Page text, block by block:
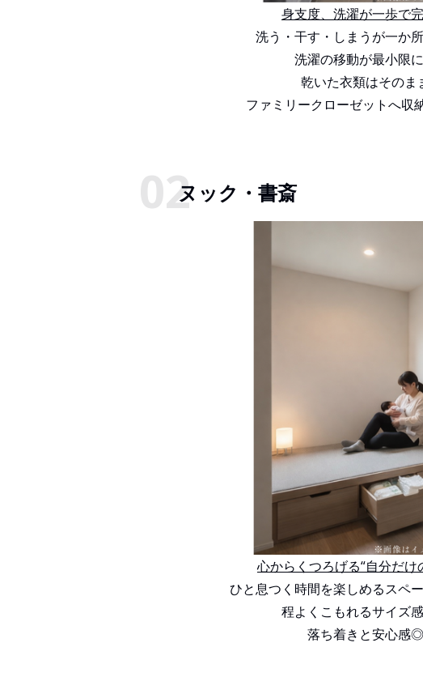
身支度、洗濯が一歩で完
洗う・干す・しまうが一か所
洗濯の移動が最小限に
乾いた衣類はそのま
ファミリークローゼットへ収
ヌック・書斎
心からくつろげる“自分だけ
ひと息つく時間を楽しめるスペー
程よくこもれるサイズ感
落ち着きと安心感◎